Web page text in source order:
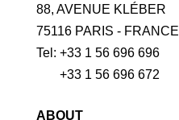
88, AVENUE KLÉBER
75116 PARIS - FRANCE
Tel: +33 1 56 696 696
+33 1 56 696 672
ABOUT